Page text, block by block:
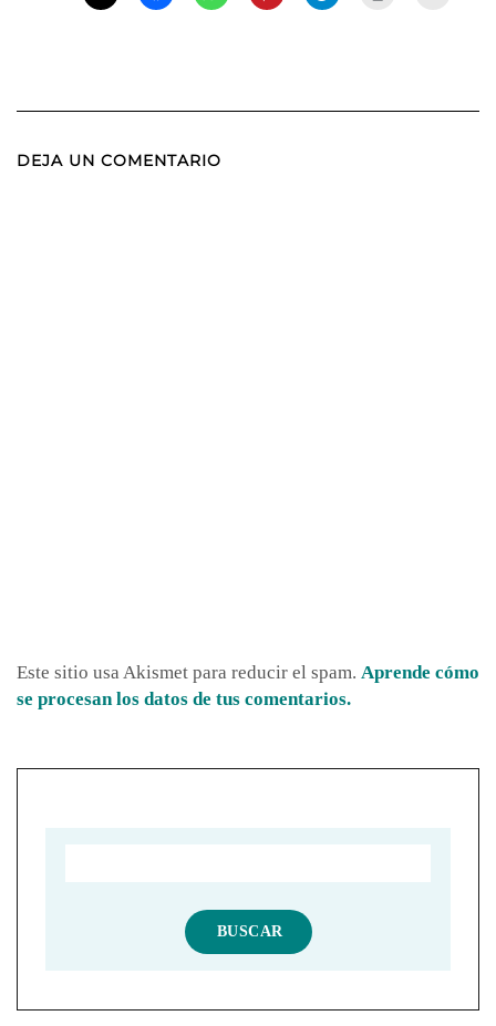
DEJA UN COMENTARIO
Este sitio usa Akismet para reducir el spam. Aprende cómo
se procesan los datos de tus comentarios.